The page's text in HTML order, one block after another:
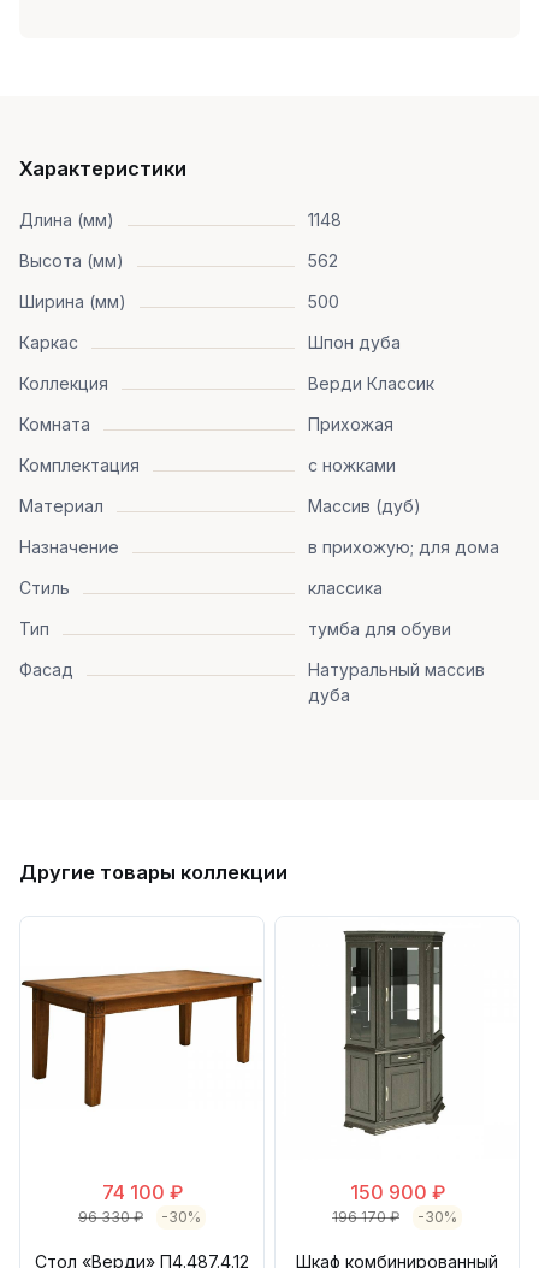
Характеристики
Длина (мм)
1148
Высота (мм)
562
Ширина (мм)
500
Каркас
Шпон дуба
Коллекция
Верди Классик
Комната
Прихожая
Комплектация
с ножками
Материал
Массив (дуб)
Назначение
в прихожую; для дома
Стиль
классика
Тип
тумба для обуви
Фасад
Натуральный массив
дуба
Другие товары коллекции
74 100 ₽
96 330 ₽ -30%
Стол «Верди» П4.487.4.12
150 900 ₽
196 170 ₽ -30%
Шкаф комбинированный